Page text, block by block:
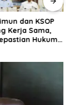
dan KSOP
Kerja Sama,
Hukum